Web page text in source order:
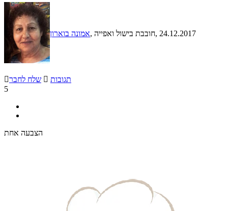
אמונה בוארון , חובבת בישול ואפייה, 24.12.2017
שלח לחבר  תגובות
5
הצבעה אחת